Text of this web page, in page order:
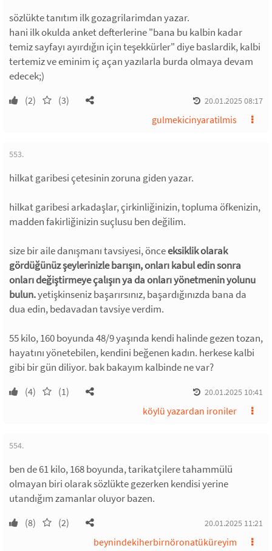
sözlükte tanıtım ilk gozagrilarimdan yazar.
hani ilk okulda anket defterlerine "bana bu kalbin kadar
temiz sayfayı ayırdığın için teşekkürler" diye baslardik, kalbi
tertemiz ve eminim iç açan yazılarla burda olmaya devam
edecek;)
(2) (3) 20.01.2025 08:17
gulmekicinyaratilmis
553.
hilkat garibesi çetesinin zoruna giden yazar.
hilkat garibesi arkadaşlar, çirkinliğinizin, topluma öfkenizin,
madden fakirliğinizin suçlusu ben değilim.
size bir aile danışmanı tavsiyesi, önceeksiklik olarak
gördüğünüz şeylerinizle barışın, onları kabul edin sonra
onları değiştirmeye çalışın ya da onları yönetmenin yolunu
bulun.yetişkinseniz başarırsınız, başardığınızda bana da
dua edin, bedavadan tavsiye verdim.
55 kilo, 160 boyunda 48/9 yaşında kendi halinde gezen tozan,
hayatını yönetebilen, kendini beğenen kadın. herkese kalbi
gibi bir gün diliyor. bak bakayım kalbinde ne var?
(4) (1) 20.01.2025 10:41
köylü yazardan ironiler
554.
ben de 61 kilo, 168 boyunda, tarikatçilere tahammülü
olmayan biri olarak sözlükte gezerken kendisi yerine
utandığım zamanlar oluyor bazen.
(8) (2) 20.01.2025 11:21
beynindekiherbirnöronatüküreyim